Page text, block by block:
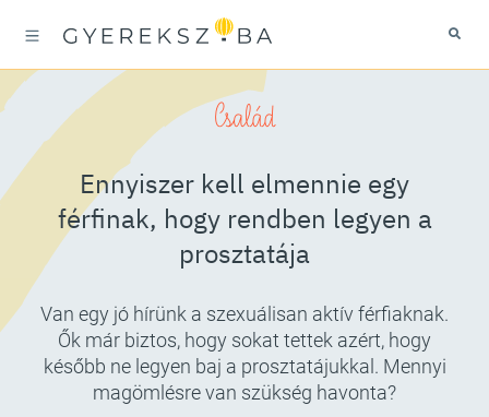
Család
Ennyiszer kell elmennie egy
férfinak, hogy rendben legyen a
prosztatája
Van egy jó hírünk a szexuálisan aktív férfiaknak.
Ők már biztos, hogy sokat tettek azért, hogy
később ne legyen baj a prosztatájukkal. Mennyi
magömlésre van szükség havonta?